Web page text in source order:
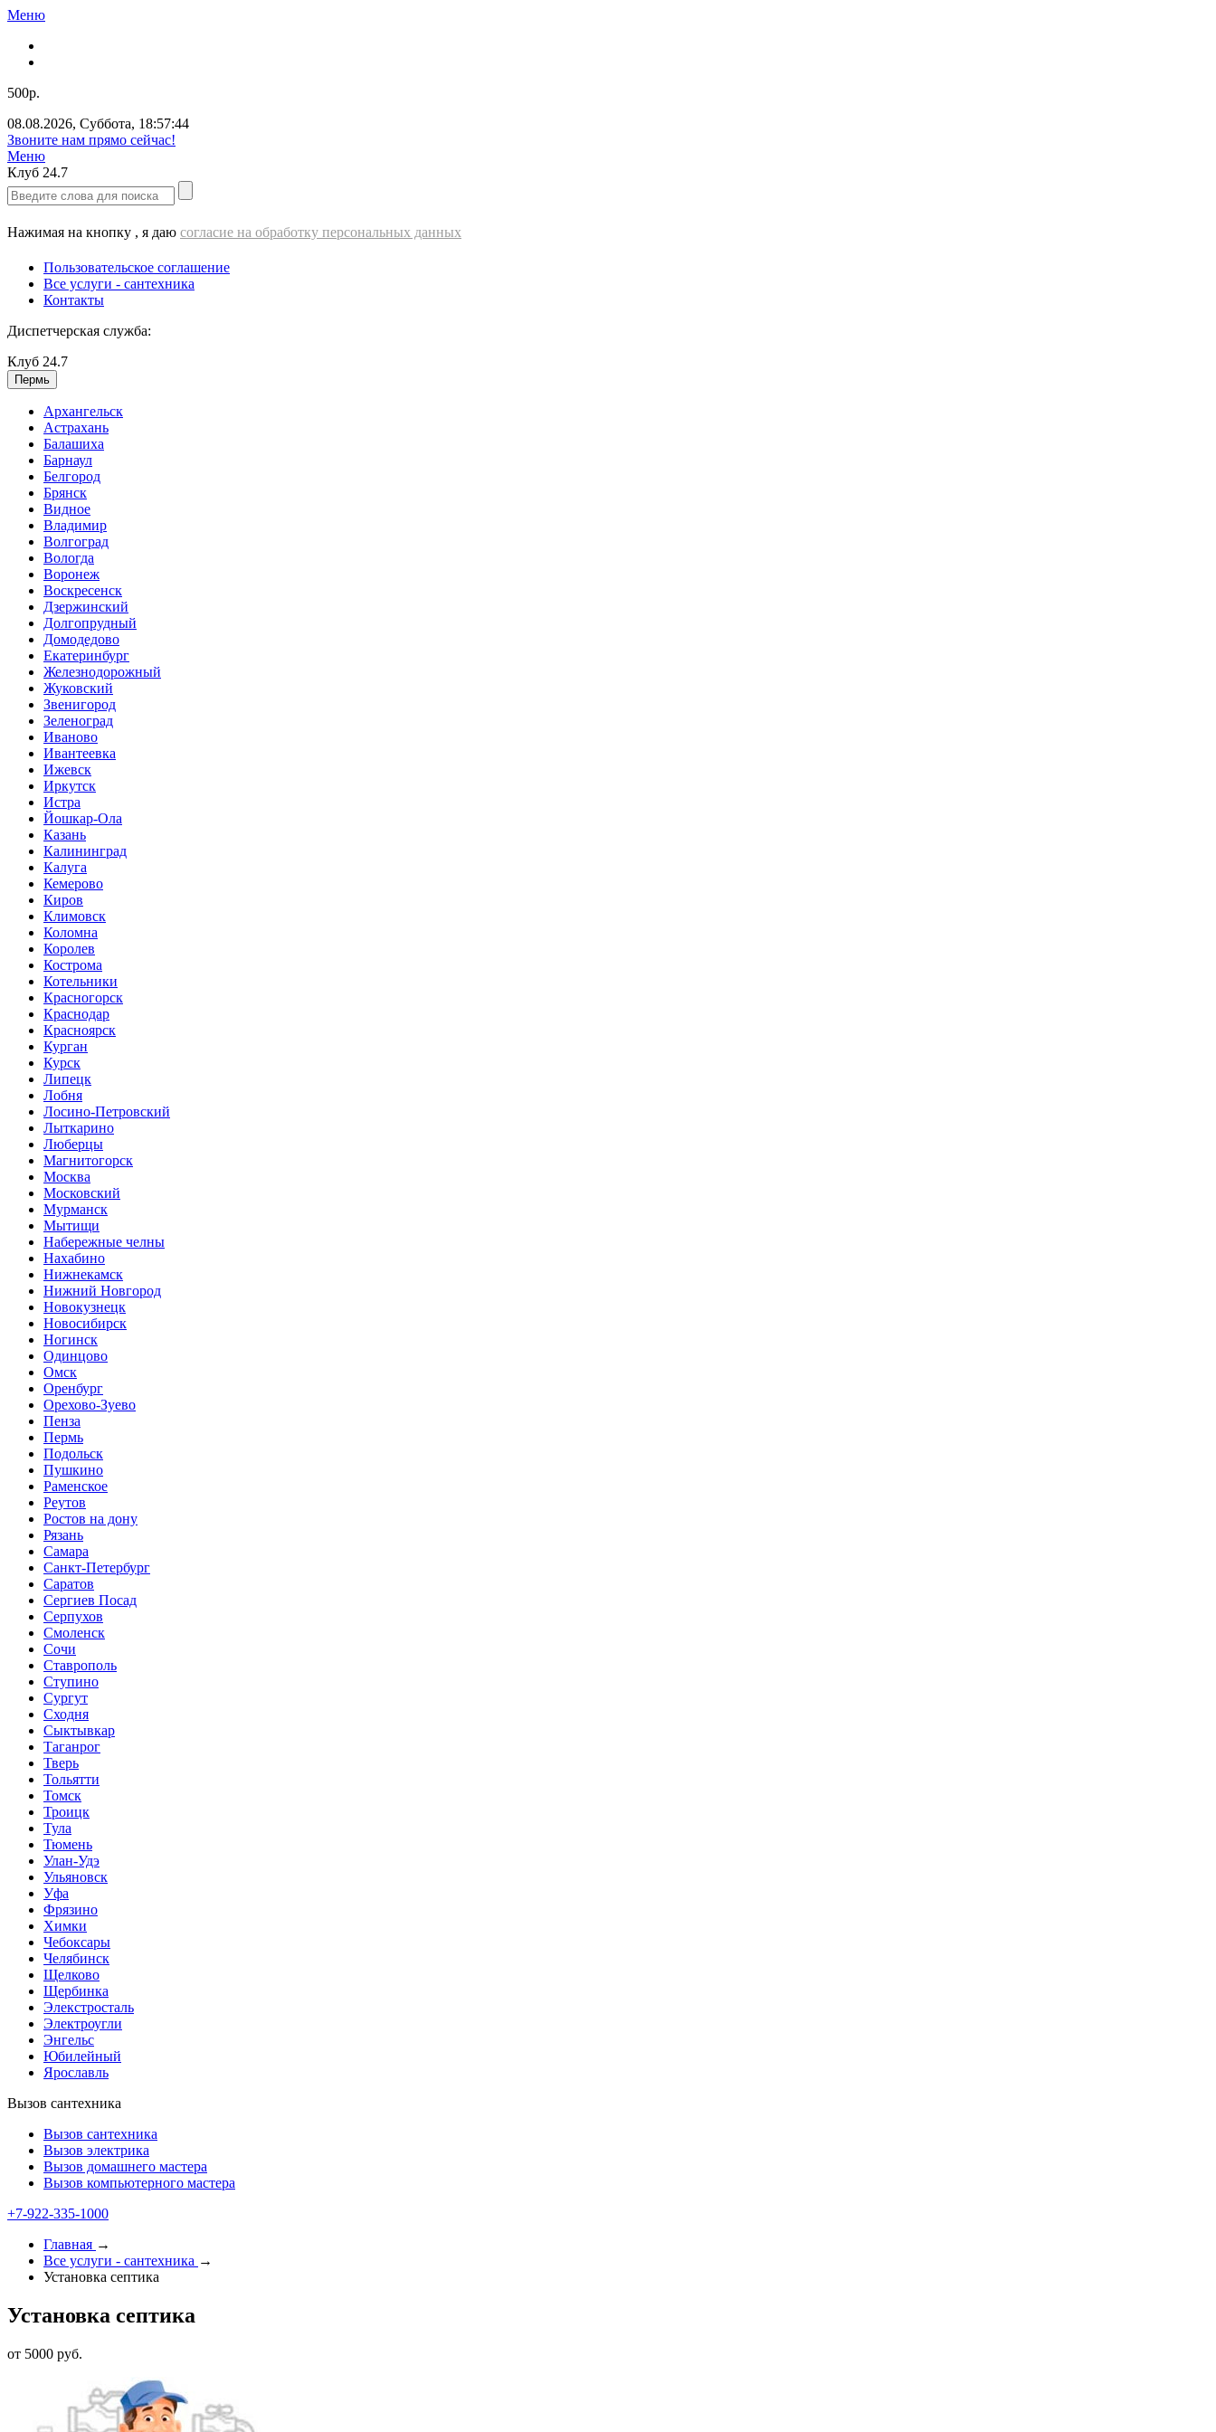
Меню
500р.
08.08.2026, Суббота, 18:57:45
Звоните нам прямо сейчас!
Меню
Клуб 24.7
Нажимая на кнопку , я даю согласие на обработку персональных данных
Пользовательское соглашение
Все услуги - cантехника
Контакты
Диспетчерская служба:
Клуб 24.7
Пермь
Архангельск
Астрахань
Балашиха
Барнаул
Белгород
Брянск
Видное
Владимир
Волгоград
Вологда
Воронеж
Воскресенск
Дзержинский
Долгопрудный
Домодедово
Екатеринбург
Железнодорожный
Жуковский
Звенигород
Зеленоград
Иваново
Ивантеевка
Ижевск
Иркутск
Истра
Йошкар-Ола
Казань
Калининград
Калуга
Кемерово
Киров
Климовск
Коломна
Королев
Кострома
Котельники
Красногорск
Краснодар
Красноярск
Курган
Курск
Липецк
Лобня
Лосино-Петровский
Лыткарино
Люберцы
Магнитогорск
Москва
Московский
Мурманск
Мытищи
Набережные челны
Нахабино
Нижнекамск
Нижний Новгород
Новокузнецк
Новосибирск
Ногинск
Одинцово
Омск
Оренбург
Орехово-Зуево
Пенза
Пермь
Подольск
Пушкино
Раменское
Реутов
Ростов на дону
Рязань
Самара
Санкт-Петербург
Саратов
Сергиев Посад
Серпухов
Смоленск
Сочи
Ставрополь
Ступино
Сургут
Сходня
Сыктывкар
Таганрог
Тверь
Тольятти
Томск
Троицк
Тула
Тюмень
Улан-Удэ
Ульяновск
Уфа
Фрязино
Химки
Чебоксары
Челябинск
Щелково
Щербинка
Элекстросталь
Электроугли
Энгельс
Юбилейный
Ярославль
Вызов сантехника
Вызов сантехника
Вызов электрика
Вызов домашнего мастера
Вызов компьютерного мастера
+7-922-335-1000
Главная →
Все услуги - cантехника →
Установка септика
Установка септика
от 5000 руб.